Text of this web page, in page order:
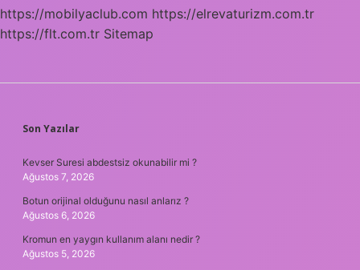
https://mobilyaclub.com https://elrevaturizm.com.tr
https://flt.com.tr Sitemap
SIDEBAR
Son Yazılar
Kevser Suresi abdestsiz okunabilir mi ?
Ağustos 7, 2026
Botun orijinal olduğunu nasıl anlarız ?
Ağustos 6, 2026
Kromun en yaygın kullanım alanı nedir ?
Ağustos 5, 2026